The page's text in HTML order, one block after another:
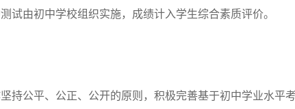
试由初中学校组织实施，成绩计入学生综合素质评价。
公平、公正、公开的原则，积极完善基于初中学业水平